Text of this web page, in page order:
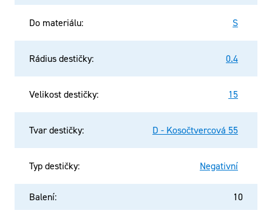
Do materiálu: S
Rádius destičky: 0.4
Velikost destičky: 15
Tvar destičky: D - Kosočtvercová 55
Typ destičky: Negativní
Balení: 10